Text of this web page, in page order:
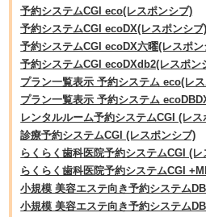
予約システムCGI eco(レスポンシブ)
予約システムCGI ecoDX(レスポンシブ)
予約システムCGI ecoDX六曜(レスポン
予約システムCGI ecoDXdb2(レスポン
プラン一覧表示 予約システム eco(レ
プラン一覧表示 予約システム
レンタルルーム予約システムCGI (レス
診療予約システムCGI (レスポンシブ)
らくらく歯科医院予約システムCGI (レ
らくらく歯科医院予約システムCGI
小規模 美容エステ向き予約システム
小規模 美容エステ向き予約システム